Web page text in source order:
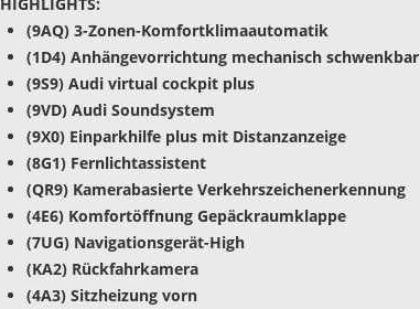
(9AQ) 3-Zonen-Komfortklimaautomatik
(1D4) Anhängevorrichtung mechanisch schwenkbar
(9S9) Audi virtual cockpit plus
(9VD) Audi Soundsystem
(9X0) Einparkhilfe plus mit Distanzanzeige
(8G1) Fernlichtassistent
(QR9) Kamerabasierte Verkehrszeichenerkennung
(4E6) Komfortöffnung Gepäckraumklappe
(7UG) Navigationsgerät-High
(KA2) Rückfahrkamera
(4A3) Sitzheizung vorn